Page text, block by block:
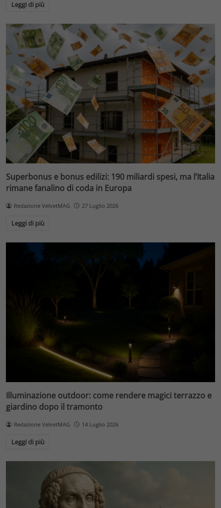
Leggi di più
Superbonus e bonus edilizi: 190 miliardi spesi, ma l’Italia
rimane fanalino di coda in Europa
Redazione VelvetMAG 27 Luglio 2026
Leggi di più
Illuminazione outdoor: come rendere magici terrazzo e
giardino dopo il tramonto
Redazione VelvetMAG 14 Luglio 2026
Leggi di più